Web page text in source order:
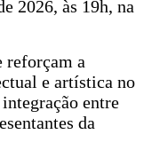
2026, às 19h, na
reforçam a
e artística no
entre
da